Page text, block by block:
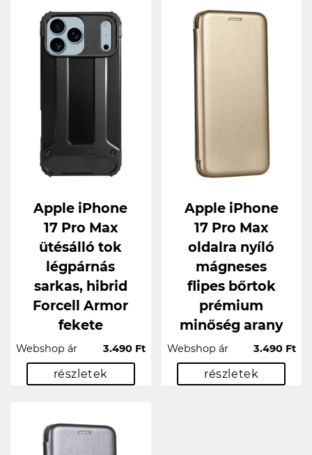
Apple iPhone
17 Pro Max
ütésálló tok
légpárnás
sarkas, hibrid
Forcell Armor
fekete
Webshop ár 3.490 Ft
részletek
Apple iPhone
17 Pro Max
oldalra nyíló
mágneses
flipes bőrtok
prémium
minőség arany
Webshop ár 3.490 Ft
részletek